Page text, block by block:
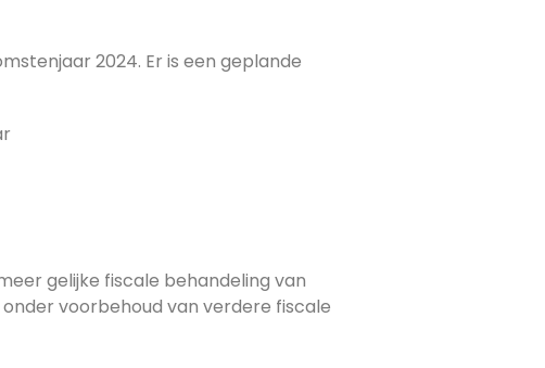
2024. Er is een geplande
gelijke fiscale behandeling van
voorbehoud van verdere fiscale